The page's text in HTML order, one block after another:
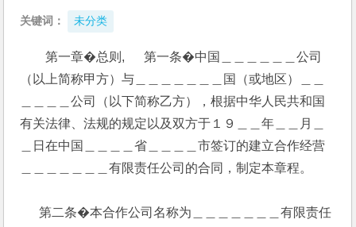
关键词： 未分类
第一章�总则,      第一条�中国＿＿＿＿＿＿公司
（以上简称甲方）与＿＿＿＿＿＿＿国（或地区）＿＿
＿＿＿＿公司（以下简称乙方），根据中华人民共和国
有关法律、法规的规定以及双方于１９＿＿年＿＿月＿
＿日在中国＿＿＿＿省＿＿＿＿市签订的建立合作经营
＿＿＿＿＿＿＿有限责任公司的合同，制定本章程。
第二条�本合作公司名称为＿＿＿＿＿＿＿有限责任